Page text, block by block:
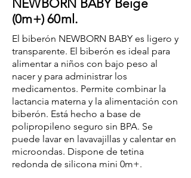
NEWBORN BABY Beige
(0m+) 60ml.
El biberón NEWBORN BABY es ligero y
transparente. El biberón es ideal para
alimentar a niños con bajo peso al
nacer y para administrar los
medicamentos. Permite combinar la
lactancia materna y la alimentación con
biberón. Está hecho a base de
polipropileno seguro sin BPA. Se
puede lavar en lavavajillas y calentar en
microondas. Dispone de tetina
redonda de silicona mini 0m+.